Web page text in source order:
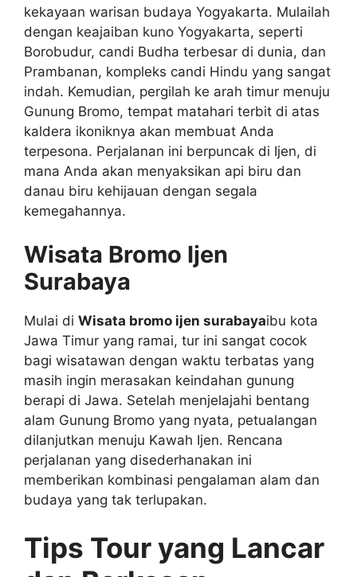
kekayaan warisan budaya Yogyakarta. Mulailah
dengan keajaiban kuno Yogyakarta, seperti
Borobudur, candi Budha terbesar di dunia, dan
Prambanan, kompleks candi Hindu yang sangat
indah. Kemudian, pergilah ke arah timur menuju
Gunung Bromo, tempat matahari terbit di atas
kaldera ikoniknya akan membuat Anda
terpesona. Perjalanan ini berpuncak di Ijen, di
mana Anda akan menyaksikan api biru dan
danau biru kehijauan dengan segala
kemegahannya.
Wisata Bromo Ijen
Surabaya
Mulai di Wisata bromo ijen surabayaibu kota
Jawa Timur yang ramai, tur ini sangat cocok
bagi wisatawan dengan waktu terbatas yang
masih ingin merasakan keindahan gunung
berapi di Jawa. Setelah menjelajahi bentang
alam Gunung Bromo yang nyata, petualangan
dilanjutkan menuju Kawah Ijen. Rencana
perjalanan yang disederhanakan ini
memberikan kombinasi pengalaman alam dan
budaya yang tak terlupakan.
Tips Tour yang Lancar